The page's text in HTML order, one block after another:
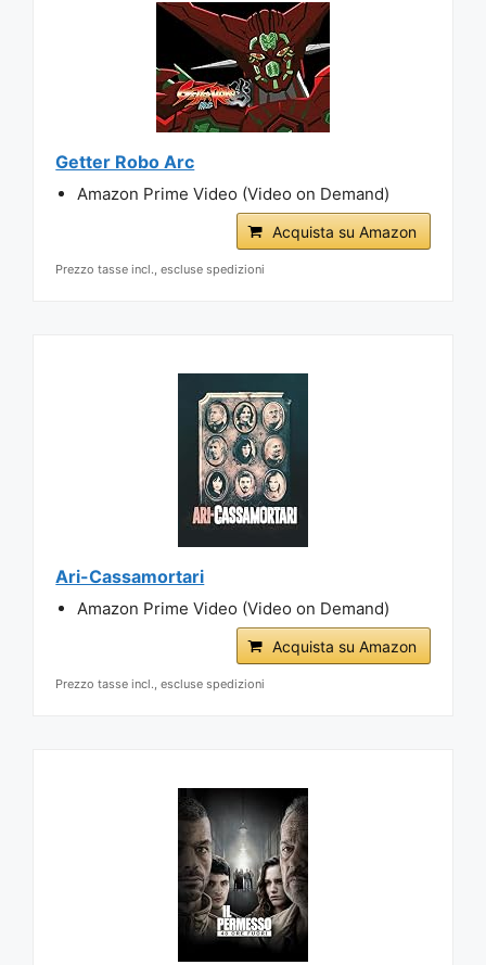
Getter Robo Arc
Amazon Prime Video (Video on Demand)
Acquista su Amazon
Prezzo tasse incl., escluse spedizioni
Ari-Cassamortari
Amazon Prime Video (Video on Demand)
Acquista su Amazon
Prezzo tasse incl., escluse spedizioni